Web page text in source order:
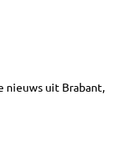
nieuws uit Brabant,